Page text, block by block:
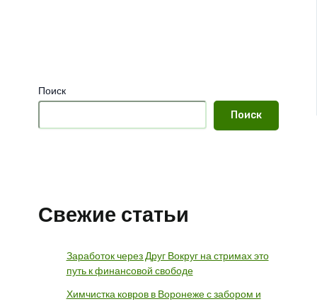
Поиск
Поиск
Свежие статьи
Заработок через Друг Вокруг на стримах это
путь к финансовой свободе
Химчистка ковров в Воронеже с забором и